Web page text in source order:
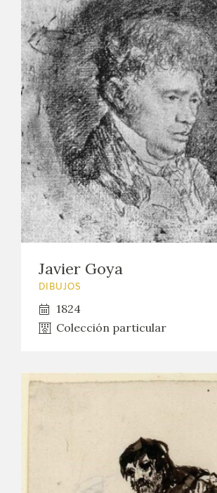
Javier Goya
DIBUJOS
1824
Colección particular